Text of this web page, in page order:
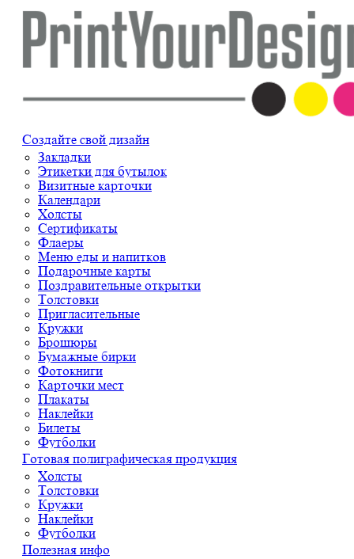
Создайте свой дизайн
Закладки
Этикетки для бутылок
Визитные карточки
Календари
Холсты
Сертификаты
Флаеры
Меню еды и напитков
Подарочные карты
Поздравительные открытки
Толстовки
Пригласительные
Кружки
Брошюры
Бумажные бирки
Фотокниги
Карточки мест
Плакаты
Наклейки
Билеты
Футболки
Готовая полиграфическая продукция
Холсты
Толстовки
Кружки
Наклейки
Футболки
Полезная инфо